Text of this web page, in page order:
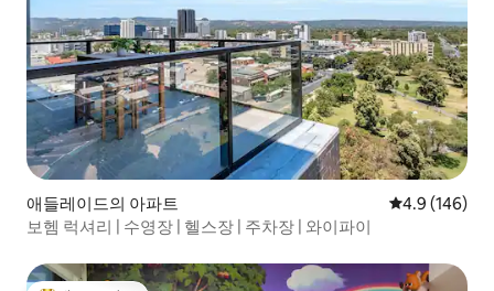
애들레이드의 아파트 평점 4.9점(5
4.9 (146)
보헴 럭셔리 | 수영장 | 헬스장 | 주차장 | 와이파이